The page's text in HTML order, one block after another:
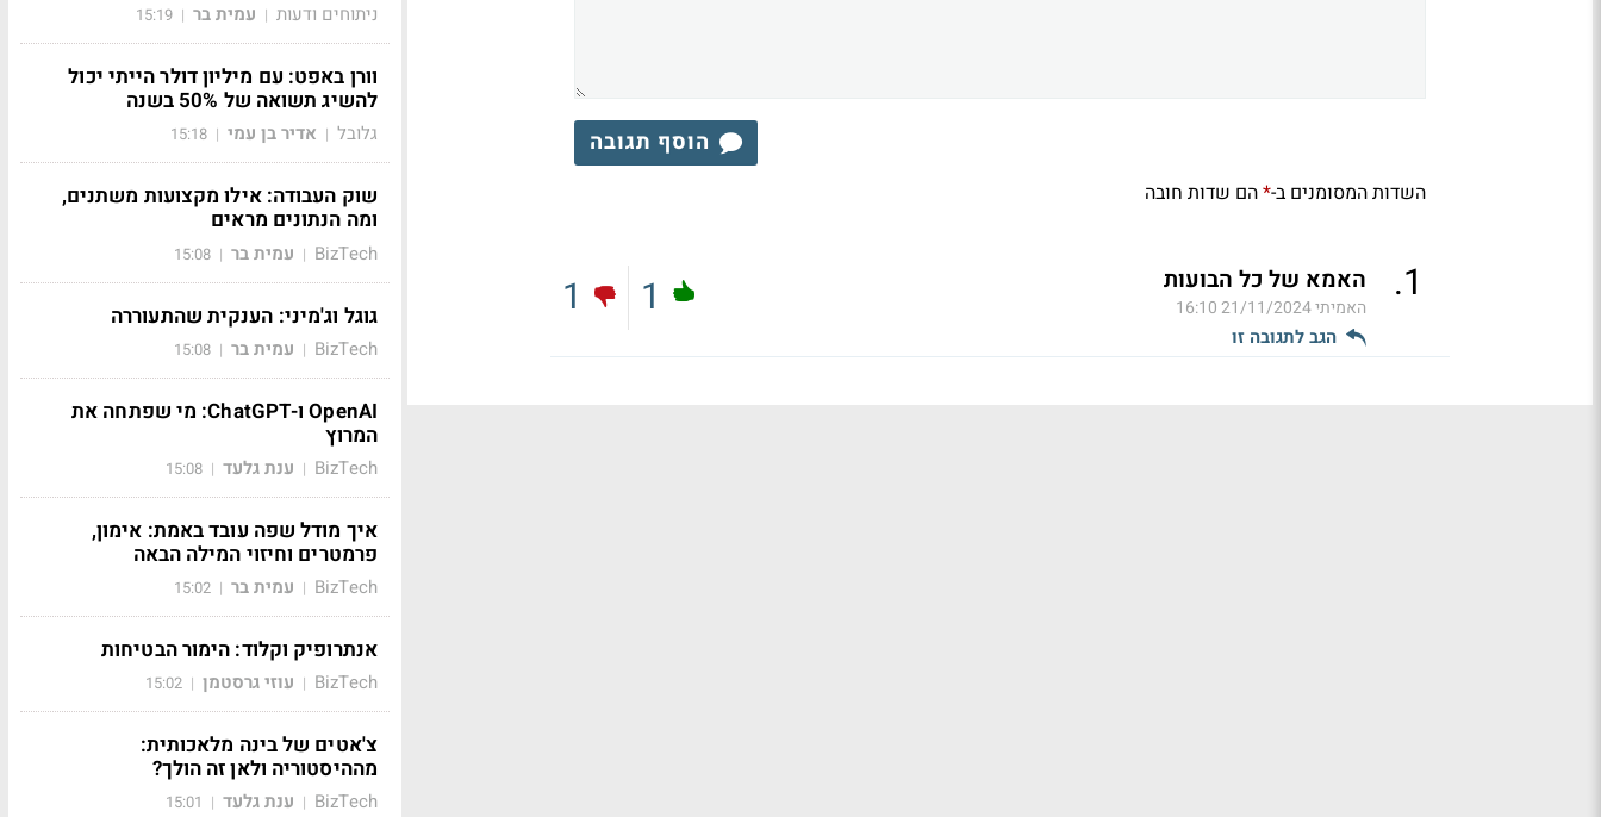
הוסף תגובה
השדות המסומנים ב-*הם שדות חובה
1
. האמא של כל הבועות
האמיתי21/11/2024 16:10
הגב לתגובה זו
1
1
ניתוחים ודעות | עמית בר |
15:19
וורן באפט: עם מיליון דולר הייתי יכול
להשיג תשואה של 50% בשנה
גלובל | אדיר בן עמי |
15:18
שוק העבודה: אילו מקצועות משתנים,
ומה הנתונים מראים
BizTech
| עמית בר |
15:08
גוגל וג'מיני: הענקית שהתעוררה
BizTech
| עמית בר |
15:08
OpenAI ו-ChatGPT: מי שפתחה את
המרוץ
BizTech
| ענת גלעד |
15:08
איך מודל שפה עובד באמת: אימון,
פרמטרים וחיזוי המילה הבאה
BizTech
| עמית בר |
15:02
אנתרופיק וקלוד: הימור הבטיחות
BizTech
| עוזי גרסטמן |
15:02
צ'אטים של בינה מלאכותית:
מההיסטוריה ולאן זה הולך?
BizTech
| ענת גלעד |
15:01